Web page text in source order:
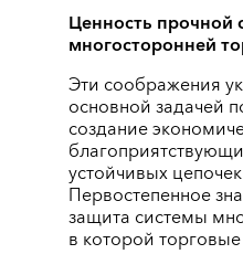
Ценность прочной
многосторонней
Эти соображения
основной задачей
создание
устойчивых
Первостепенное
защита системы
в которой